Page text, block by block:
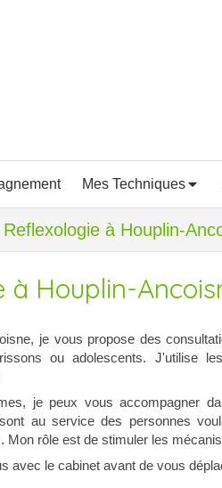
Mes Techniques
Reflexologie à Houplin-
à Houplin-
je vous propose des
ou adolescents. J'utilise
je peux vous accompagner
au service des personnes
Mon rôle est de stimuler les
avec le cabinet avant de vous